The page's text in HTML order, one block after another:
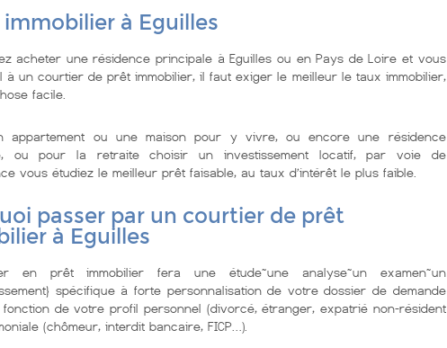
à Eguilles
acheter une résidence principale à Eguilles ou en Pays de Loire et vous
à un courtier de prêt immobilier, il faut exiger le meilleur le taux immobilier,
facile.
appartement ou une maison pour y vivre, ou encore une résidence
ou pour la retraite choisir un investissement locatif, par voie de
vous étudiez le meilleur prêt faisable, au taux d’intérêt le plus faible.
passer par un courtier de prêt
à Eguilles
en prêt immobilier fera une étude~une analyse~un examen~un
spécifique à forte personnalisation de votre dossier de demande
de votre profil personnel (divorcé, étranger, expatrié non-résident
(chômeur, interdit bancaire, FICP…).